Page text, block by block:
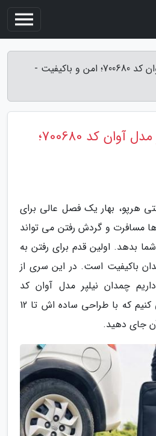
آنالیز چمدان نیلپر مدل آوان کد 700680؛ امن و باکیفیت -
آنالیز چمدان نیلپر مدل آوان کد 700680؛
هرپو، بهار یک فصل عالی برای
مسافرت و گردش رفتن می تواند
بدهد. اولین قدم برای رفتن به
باکیفیت است. در این سری از
چمدان نیلپر مدل آوان کد
700680 را به شما معرفی کنیم که با طراحی ساده اش تا 12
آن جای دهید.